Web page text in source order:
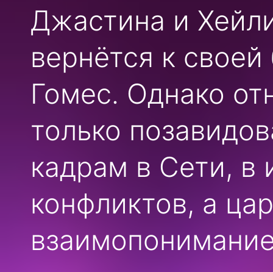
Джастина и
вернётся к
Гомес. Однако
только
кадрам в Сети, в
конфликтов, а